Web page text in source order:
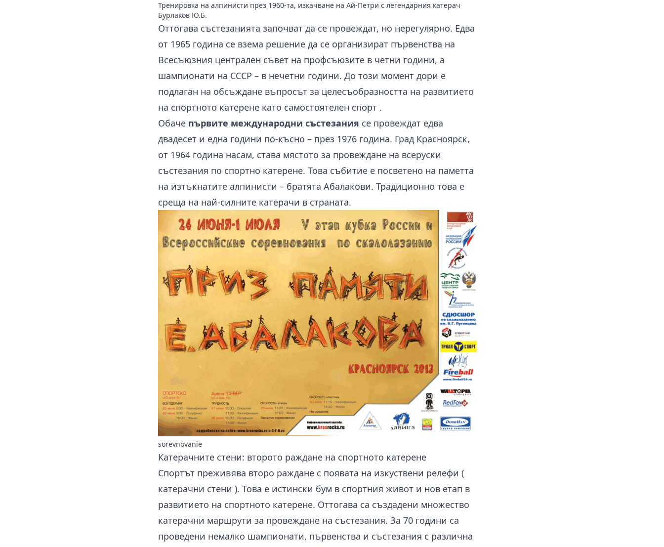
Тренировка на алпинисти през 1960-та, изкачване на Ай-Петри с легендарния катерач
Бурлаков Ю.Б.
Оттогава състезанията започват да се провеждат, но нерегулярно. Едва
от 1965 година се взема решение да се организират първенства на
Всесъюзния централен съвет на профсъюзите в четни години, а
шампионати на СССР – в нечетни години. До този момент дори е
подлаган на обсъждане въпросът за целесъобразността на развитието
на спортното катерене като самостоятелен спорт .
Обаче първите международни състезания се провеждат едва
двадесет и една години по-късно – през 1976 година. Град Красноярск,
от 1964 година насам, става мястото за провеждане на всеруски
състезания по спортно катерене. Това събитие е посветено на паметта
на изтъкнатите алпинисти – братята Абалакови. Традиционно това е
среща на най-силните катерачи в страната.
sorevnovanie
Катерачните стени: второто раждане на спортното катерене
Спортът преживява второ раждане с появата на изкуствени релефи (
катерачни стени ). Това е истински бум в спортния живот и нов етап в
развитието на спортното катерене. Оттогава са създадени множество
катерачни маршрути за провеждане на състезания. За 70 години са
проведени немалко шампионати, първенства и състезания с различна